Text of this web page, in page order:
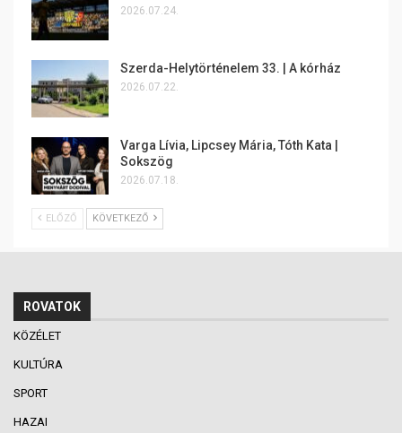
2026.07.24.
Szerda-Helytörténelem 33. | A kórház
2026.07.22.
Varga Lívia, Lipcsey Mária, Tóth Kata |
Sokszög
2026.07.18.
ELŐZŐ KÖVETKEZŐ
ROVATOK
KÖZÉLET
KULTÚRA
SPORT
HAZAI